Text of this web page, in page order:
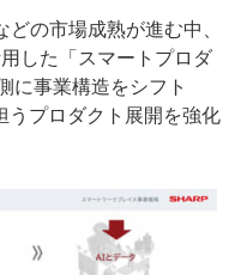
の市場成熟が進む中、
した「スマートプロダ
に事業構造をシフト
うプロダクト展開を強化